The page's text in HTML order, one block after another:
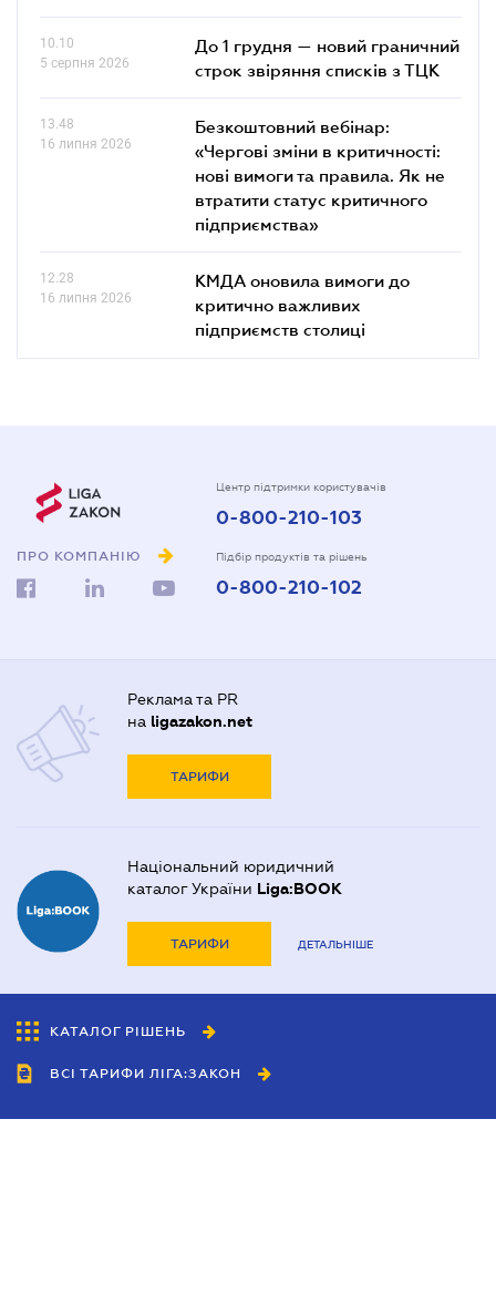
10.10
5 серпня 2026
До 1 грудня — новий граничний
строк звіряння списків з ТЦК
13.48
16 липня 2026
Безкоштовний вебінар:
«Чергові зміни в критичності:
нові вимоги та правила. Як не
втратити статус критичного
підприємства»
12.28
16 липня 2026
КМДА оновила вимоги до
критично важливих
підприємств столиці
ПРО КОМПАНІЮ
Центр підтримки користувачів
0-800-210-103
Підбір продуктів та рішень
0-800-210-102
Реклама та PR
на ligazakon.net
ТАРИФИ
Національний юридичний
каталог України Liga:BOOK
ТАРИФИ ДЕТАЛЬНІШЕ
КАТАЛОГ РІШЕНЬ
ВСІ ТАРИФИ ЛІГА:ЗАКОН